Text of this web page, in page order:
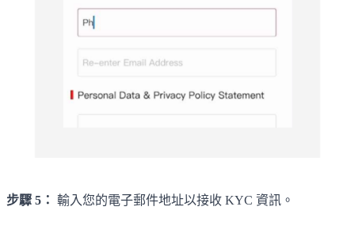
步驟 5： 輸入您的電子郵件地址以接收 KYC 資訊。